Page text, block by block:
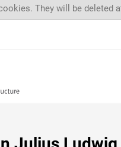
They will be deleted